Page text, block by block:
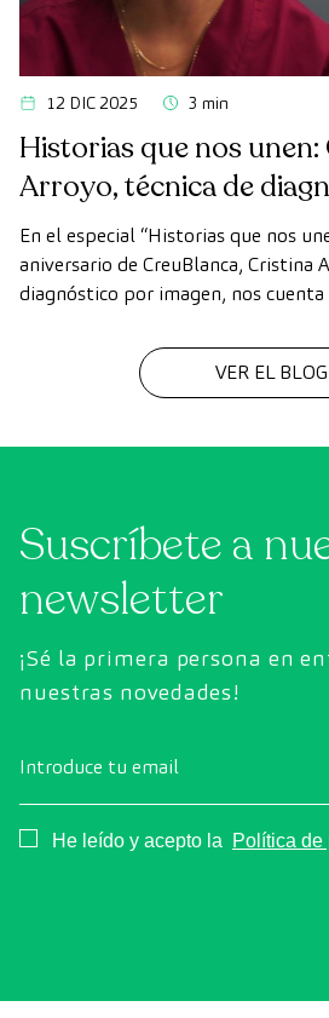
12 DIC 2025 3 min
Historias que nos
Arroyo, técnica de
imagen
En el especial “Historias que nos
aniversario de CreuBlanca, Cristina
diagnóstico por imagen, nos cuenta
que hace posible cada diagnóstico
VER EL BLOG
Suscríbete a
newsletter
¡Sé la primera persona en
nuestras novedades!
Introduce tu email
Consentimiento
He leído y acepto la
Política de